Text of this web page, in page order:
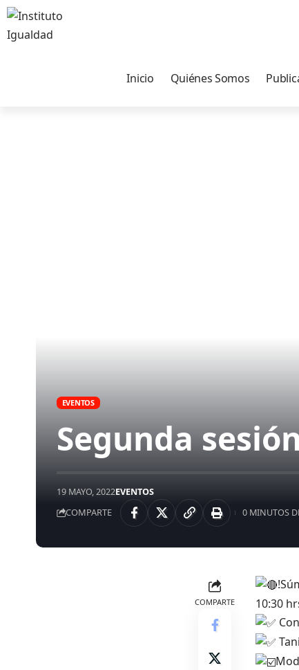
Inicio Quiénes Somos
EVENTOS
Segunda
19 MAYO, 2022EVENTOS
COMPARTE
0 MINUTOS
COMPARTE
10:30